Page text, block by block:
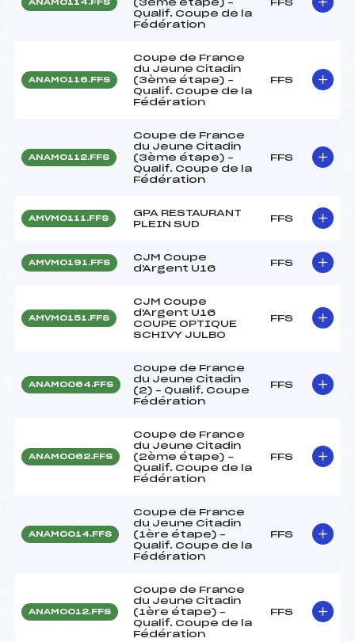
ANAM0114.FFS
(3ème étape) –
Qualif. Coupe de la
Fédération
FFS
ANAM0116.FFS
Coupe de France
du Jeune Citadin
(3ème étape) –
Qualif. Coupe de la
Fédération
FFS
ANAM0112.FFS
Coupe de France
du Jeune Citadin
(3ème étape) –
Qualif. Coupe de la
Fédération
FFS
AMVM0111.FFS
GPA RESTAURANT
PLEIN SUD
FFS
AMVM0191.FFS
CJM Coupe
d'Argent U16
FFS
AMVM0151.FFS
CJM Coupe
d'Argent U16
COUPE OPTIQUE
SCHIVY JULBO
FFS
ANAM0064.FFS
Coupe de France
du Jeune Citadin
(2) – Qualif. Coupe
Fédération
FFS
ANAM0062.FFS
Coupe de France
du Jeune Citadin
(2ème étape) –
Qualif. Coupe de la
Fédération
FFS
ANAM0014.FFS
Coupe de France
du Jeune Citadin
(1ère étape) –
Qualif. Coupe de la
Fédération
FFS
ANAM0012.FFS
Coupe de France
du Jeune Citadin
(1ère étape) –
Qualif. Coupe de la
Fédération
FFS